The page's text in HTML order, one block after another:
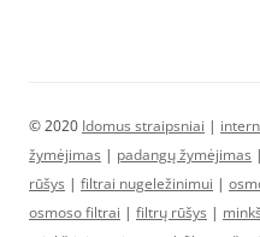
© 2020 Idomus straipsniai |
žymėjimas | padangų žymėjimas |
rūšys | filtrai nugeležinimui |
osmoso filtrai | filtrų rūšys |